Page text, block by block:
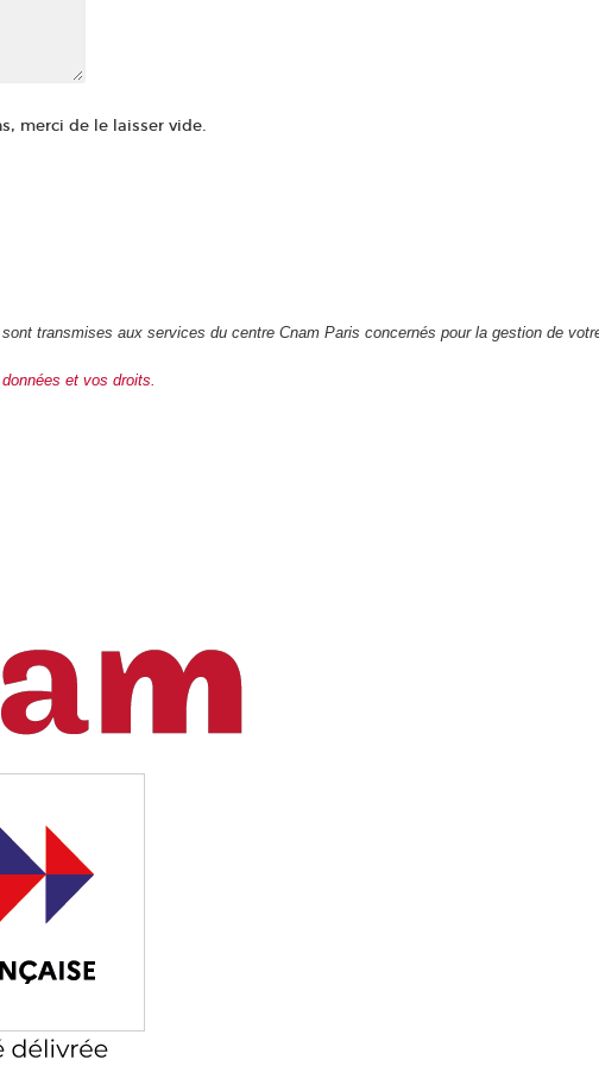
merci de le laisser vide.
transmises aux services du centre Cnam Paris concernés pour la gestion de
et vos droits.